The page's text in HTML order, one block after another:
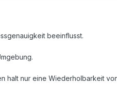
beeinflusst.
halt nur eine Wiederholbarkeit